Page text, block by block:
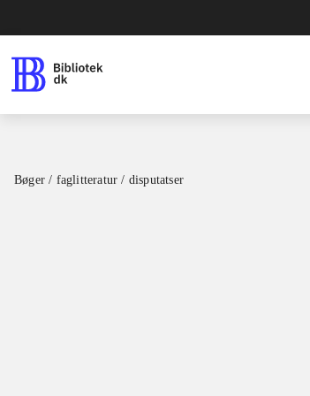
Bøger / faglitteratur / disputatser